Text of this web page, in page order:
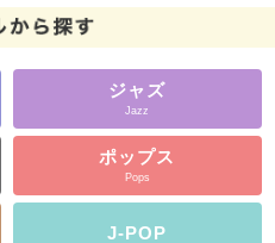
ジャズ
Jazz
ポップス
Pops
J-POP